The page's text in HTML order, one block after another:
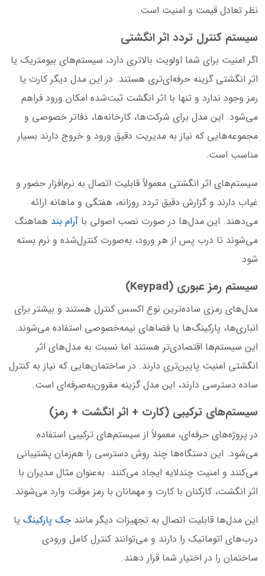
نظر تعادل قیمت و امنیت است.
سیستم کنترل تردد اثر انگشتی
اگر امنیت برای شما اولویت بالاتری دارد، سیستم‌های بیومتریک یا
اثر انگشتی گزینه حرفه‌ای‌تری هستند. در این مدل دیگر کارت یا
رمز وجود ندارد و تنها با اثر انگشت ثبت‌شده امکان ورود فراهم
می‌شود. این مدل برای شرکت‌ها، کارخانه‌ها، دفاتر خصوصی و
مجموعه‌هایی که نیاز به مدیریت دقیق ورود و خروج دارند بسیار
مناسب است.
سیستم‌های اثر انگشتی معمولاً قابلیت اتصال به نرم‌افزار حضور و
غیاب دارند و گزارش دقیق تردد روزانه، هفتگی و ماهانه ارائه
می‌دهند. این مدل‌ها در صورت نصب اصولی با آرام بند هماهنگ
می‌شوند تا درب پس از هر ورود، به‌صورت کنترل‌شده و نرم بسته
شود.
سیستم رمز عبوری (Keypad)
مدل‌های رمزی ساده‌ترین نوع اکسس کنترل هستند و بیشتر برای
انباری‌ها، پارکینگ‌ها یا فضاهای نیمه‌خصوصی استفاده می‌شوند.
این سیستم‌ها اقتصادی‌تر هستند اما نسبت به مدل‌های اثر
انگشتی امنیت پایین‌تری دارند. در ساختمان‌هایی که نیاز به کنترل
ساده دسترسی دارند، این مدل گزینه مقرون‌به‌صرفه‌ای است.
سیستم‌های ترکیبی (کارت + اثر انگشت + رمز)
در پروژه‌های حرفه‌ای، معمولاً از سیستم‌های ترکیبی استفاده
می‌شود. این دستگاه‌ها چند روش دسترسی را هم‌زمان پشتیبانی
می‌کنند و امنیت چندلایه ایجاد می‌کنند. به‌عنوان مثال مدیران با
اثر انگشت، کارکنان با کارت و مهمانان با رمز موقت وارد می‌شوند.
این مدل‌ها قابلیت اتصال به تجهیزات دیگر مانند جک پارکینگ یا
درب‌های اتوماتیک را دارند و می‌توانند کنترل کامل ورودی
ساختمان را در اختیار شما قرار دهند.